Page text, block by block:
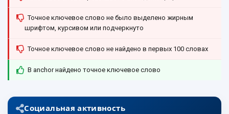
Точное ключевое слово не было выделено жирным
шрифтом, курсивом или подчеркнуто
Точное ключевое слово не найдено в первых 100 словах
В anchor найдено точное ключевое слово
Социальная активность